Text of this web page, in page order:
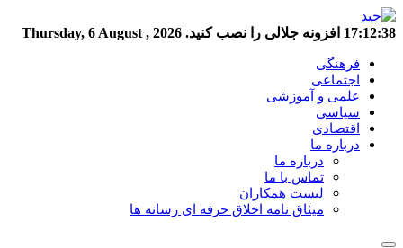
17:12:38 افزونه جلالی را نصب کنید. Thursday, 6 August , 2026
فرهنگی
اجتماعی
علمی و آموزشی
سیاسی
اقتصادی
درباره ما
درباره ما
تماس با ما
لیست همکاران
میثاق نامه اخلاق حرفه ای رسانه ها